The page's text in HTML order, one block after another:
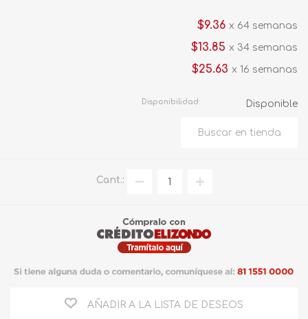
$9.36 x 64 semanas
$13.85 x 34 semanas
$25.63 x 16 semanas
Disponibilidad: Disponible
Cant.:
AÑADIR A LA LISTA DE DESEOS